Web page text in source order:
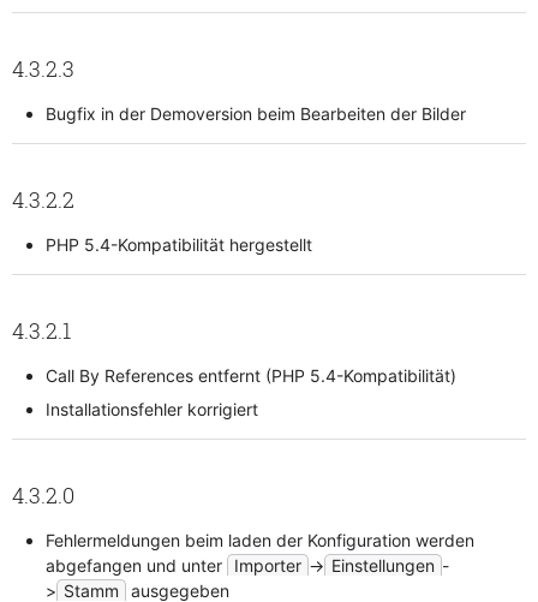
4.3.2.3
Bugfix in der Demoversion beim Bearbeiten der Bilder
4.3.2.2
PHP 5.4-Kompatibilität hergestellt
4.3.2.1
Call By References entfernt (PHP 5.4-Kompatibilität)
Installationsfehler korrigiert
4.3.2.0
Fehlermeldungen beim laden der Konfiguration werden
abgefangen und unter
Importer -> Einstellungen -
> Stamm
ausgegeben